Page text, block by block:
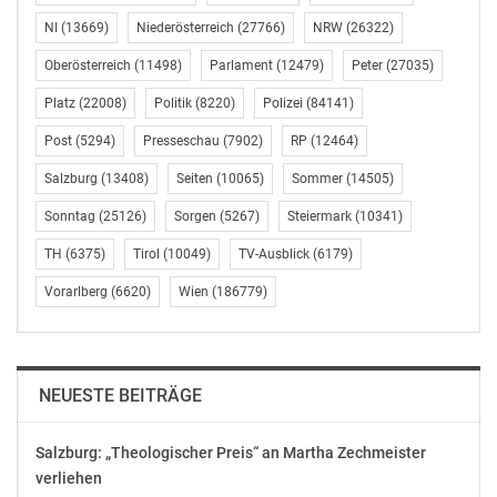
gelebte Versicherungspraxis in Österreich, die aber
auch von praktisch allen Stakeholdern gewünscht war.“
Was auf Versicherungsunternehmen zukommt
Äußerst detailliert und umfangreich sind die
Bestimmungen über die Art und den Inhalt der zu
erteilenden Auskünfte und Informationen.
Versicherungsunternehmen ist deshalb ganz besonders
geraten, ihre Vertriebsunterlagen genauestens auf die
Übereinstimmung mit diesen Vorgaben zu prüfen.
Hinzu kommt aber auch ein gewisses Risiko durch
Versicherungsagenten von den
Falle des Vertriebs über einen Versicherungsagenten
nicht zur Beratung des Kunden verpflichtet, solange das
NI (13669) Niederösterreich (27766) NRW (26322)
Oberösterreich (11498) Parlament (12479) Peter (27035)
Platz (22008) Politik (8220) Polizei (84141)
Post (5294) Presseschau (7902) RP (12464)
Salzburg (13408) Seiten (10065) Sommer (14505)
Sonntag (25126) Sorgen (5267) Steiermark (10341)
TH (6375) Tirol (10049) TV-Ausblick (6179)
Vorarlberg (6620) Wien (186779)
NEUESTE BEITRÄGE
Salzburg: „Theologischer Preis“ an Martha Zechmeister
verliehen